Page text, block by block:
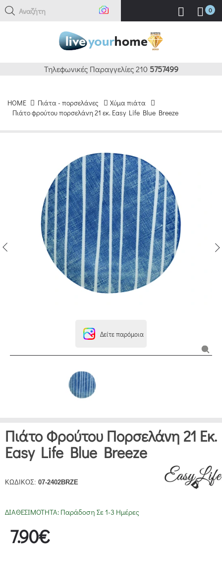
Αναζήτηση 0
Τηλεφωνικές Παραγγελίες 210 5757499
HOME Πιάτα - πορσελάνες
Χύμα πιάτα
Πιάτο φρούτου πορσελάνη 21 εκ. Easy Life Blue Breeze
Δείτε παρόμοια
Πιάτο Φρούτου Πορσελάνη 21 Εκ.
Easy Life Blue Breeze
ΚΩΔΙΚΟΣ: 07-2402BRZE
ΔΙΑΘΕΣΙΜΟΤΗΤΑ: Παράδοση Σε 1-3 Ημέρες
7.90€